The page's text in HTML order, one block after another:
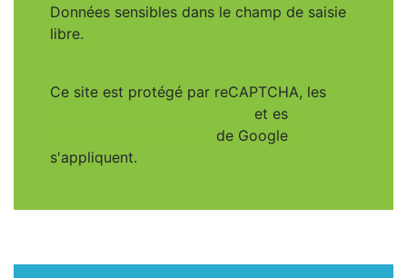
Données sensibles dans le champ de saisie
libre.
Ce site est protégé par reCAPTCHA, les
et es
de Google
s'appliquent.